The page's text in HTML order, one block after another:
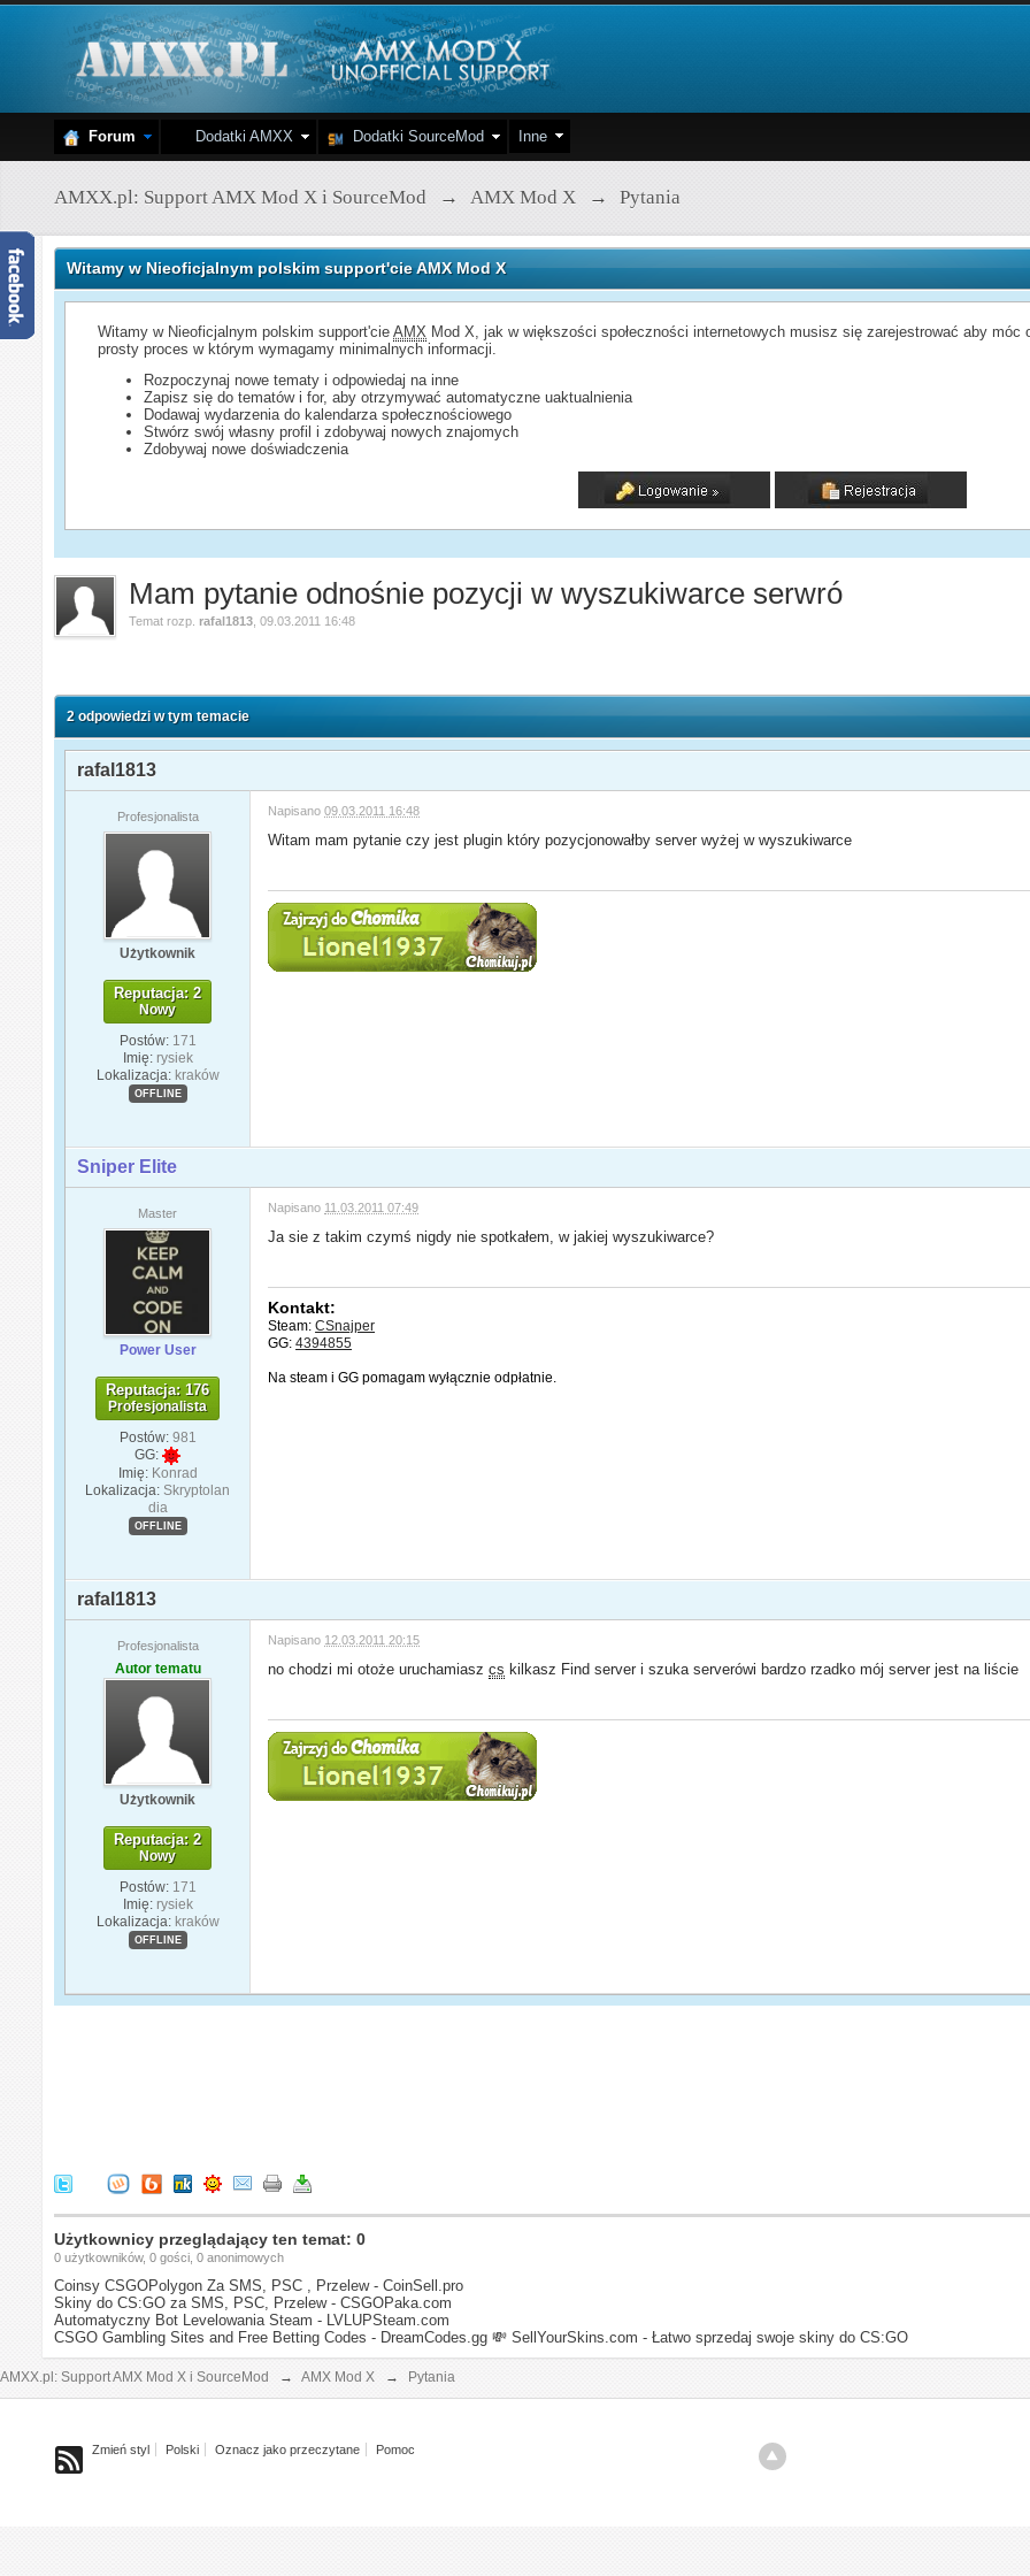
Forum Dodatki AMXX Dodatki SourceMod Inne
AMXX.pl: Support AMX Mod X i SourceMod → AMX Mod X → Pytania
Witamy w Nieoficjalnym polskim support'cie AMX Mod X
Witamy w Nieoficjalnym polskim support'cieAMX Mod X, jak w większości społeczności internetowych musisz się zarejestrować aby
prosty proces w którym wymagamy minimalnych informacji.
Rozpoczynaj nowe tematy i odpowiedaj na inne
Zapisz się do tematów i for, aby otrzymywać automatyczne uaktualnienia
Dodawaj wydarzenia do kalendarza społecznościowego
Stwórz swój własny profil i zdobywaj nowych znajomych
Zdobywaj nowe doświadczenia
Mam pytanie odnośnie pozycji w wyszukiwarce serwró
Temat rozp.rafal1813 ,09.03.2011 16:48
2 odpowiedzi w tym temacie
rafal1813
Profesjonalista
Użytkownik
Reputacja: 2
Nowy
Postów: 171
Imię: rysiek
Lokalizacja: kraków
OFFLINE
Napisano09.03.2011 16:48
Witam mam pytanie czy jest plugin który pozycjonowałby server wyżej w wyszukiwarce
Sniper Elite
Master
Power User
Reputacja: 176
Profesjonalista
Postów: 981
GG:
Imię: Konrad
Lokalizacja: Skryptolan
dia
OFFLINE
Napisano 11.03.2011 07:49
Ja sie z takim czymś nigdy nie spotkałem, w jakiej wyszukiwarce?
Kontakt:
Steam: CSnajper
GG: 4394855
Na steam i GG pomagam wyłącznie odpłatnie.
rafal1813
Profesjonalista
Autor tematu
Użytkownik
Reputacja: 2
Nowy
Postów: 171
Imię: rysiek
Lokalizacja: kraków
OFFLINE
Napisano 12.03.2011 20:15
no chodzi mi otoże uruchamiaszcs kilkasz Find server i szuka serverówi bardzo rzadko mój server jest na liście
Użytkownicy przeglądający ten temat: 0
0 użytkowników, 0 gości, 0 anonimowych
Coinsy CSGOPolygon Za SMS, PSC , Przelew - CoinSell.pro
Skiny do CS:GO za SMS, PSC, Przelew - CSGOPaka.com
Automatyczny Bot Levelowania Steam - LVLUPSteam.com
CSGO Gambling Sites and Free Betting Codes - DreamCodes.gg 💸 SellYourSkins.com - Łatwo sprzedaj swoje skiny do CS:GO
AMXX.pl: Support AMX Mod X i SourceMod → AMX Mod X → Pytania
Zmień styl Polski Oznacz jako przeczytane Pomoc